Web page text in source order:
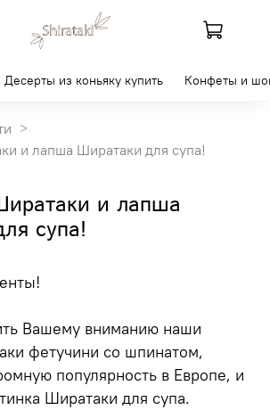
Десерты из коньяку купить Конфеты и
и лапша Ширатаки для супа!
и лапша
супа!
Вашему вниманию наши
фетучини со шпинатом,
популярность в Европе, и
Ширатаки для супа.